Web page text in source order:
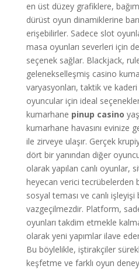
en üst düzey grafiklere,
dürüst oyun dinamiklerine
erişebilirler. Sadece slot
masa oyunları severleri için
seçenek sağlar. Blackjack,
gelenekselleşmiş casino
varyasyonları, taktik ve
oyuncular için ideal
kumarhane pinup casino
kumarhane havasını evinize
ile zirveye ulaşır. Gerçek
dört bir yanından diğer
olarak yapılan canlı oyunlar,
heyecan verici tecrübelerden
sosyal teması ve canlı
vazgeçilmezdir. Platform,
oyunları takdim etmekle
olarak yeni yapımlar ilave
Bu böylelikle, iştirakçiler
keşfetme ve farklı oyun